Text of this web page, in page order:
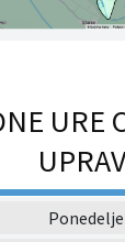
URE